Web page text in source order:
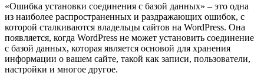
«Ошибка установки соединения с базой данных» – это одна
из наиболее распространенных и раздражающих ошибок, с
которой сталкиваются владельцы сайтов на WordPress. Она
появляется, когда WordPress не может установить соединение
с базой данных, которая является основой для хранения
информации о вашем сайте, такой как записи, пользователи,
настройки и многое другое.